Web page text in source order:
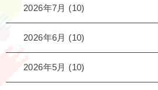
2026年7月 (10)
2026年6月 (10)
2026年5月 (10)